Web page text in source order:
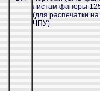
листам фанеры
(для распечатки
ЧПУ)